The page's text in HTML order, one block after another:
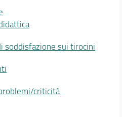
soddisfazione sui tirocini
criticità